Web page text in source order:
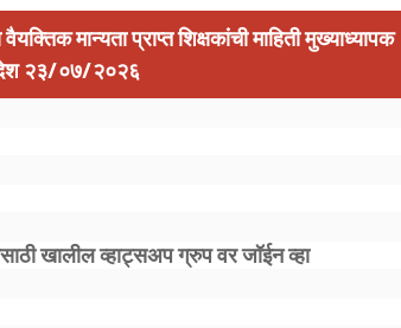
मान्यता प्राप्त शिक्षकांची माहिती मुख्याध्यापक
२३/०७/२०२६
खालील व्हाट्सअप ग्रुप वर जॉईन व्हा